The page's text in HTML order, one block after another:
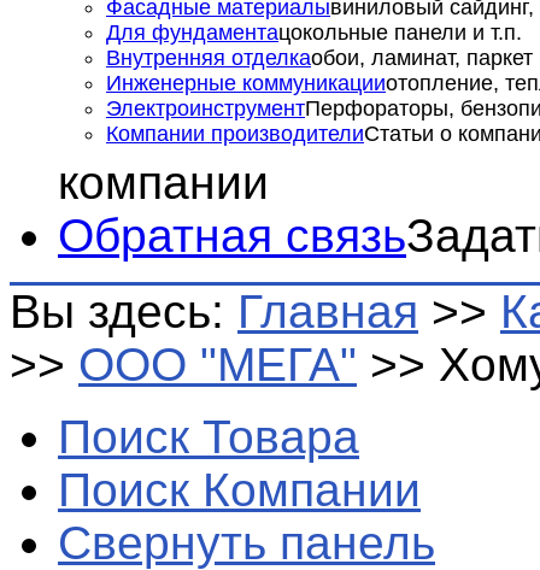
Фасадные материалывиниловый сайдинг,
Для фундаментацокольные панели и т.п.
Внутренняя отделкаобои, ламинат, паркет
Инженерные коммуникацииотопление,
ЭлектроинструментПерфораторы,
Компании производителиСтатьи о
компании
Обратная связь
Вы здесь: Главная >>
>> ООО "МЕГА" >>
Поиск Товара
Поиск Компании
Свернуть панель